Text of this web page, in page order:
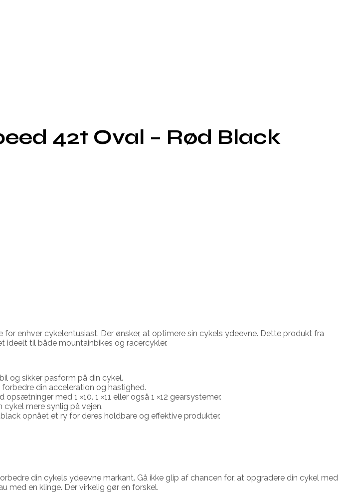
42t Oval – Rød Black
enhver cykelentusiast. Der ønsker, at optimere sin cykels ydeevne. Dette produkt fra
til både mountainbikes og racercykler.
og sikker pasform på din cykel.
din acceleration og hastighed.
med 1 ×10. 1 ×11 eller også 1 ×12 gearsystemer.
mere synlig på vejen.
opnået et ry for deres holdbare og effektive produkter.
din cykels ydeevne markant. Gå ikke glip af chancen for, at opgradere din cykel med
med en klinge. Der virkelig gør en forskel.